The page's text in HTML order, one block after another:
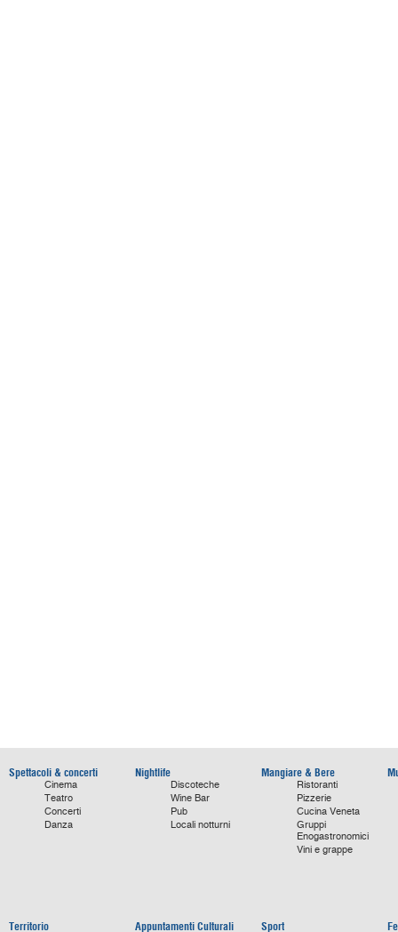
Spettacoli & concerti
Cinema
Teatro
Concerti
Danza
Nightlife
Discoteche
Wine Bar
Pub
Locali notturni
Mangiare & Bere
Ristoranti
Pizzerie
Cucina Veneta
Gruppi
Enogastronomici
Vini e grappe
Territorio Appuntamenti Culturali Sport